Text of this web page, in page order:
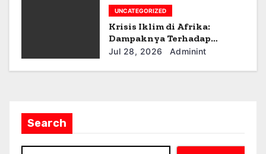
UNCATEGORIZED
Krisis Iklim di Afrika:
Dampaknya Terhadap
Ekonomi dan Masyarakat
Jul 28, 2026 Adminint
Search